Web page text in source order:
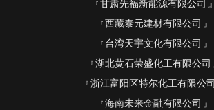
甘肃先福新能源有限公司
西藏泰元建材有限公司
台湾天宇文化有限公司
湖北黄石荣盛化工有限公司
浙江富阳区特尔化工有限公司
海南未来金融有限公司